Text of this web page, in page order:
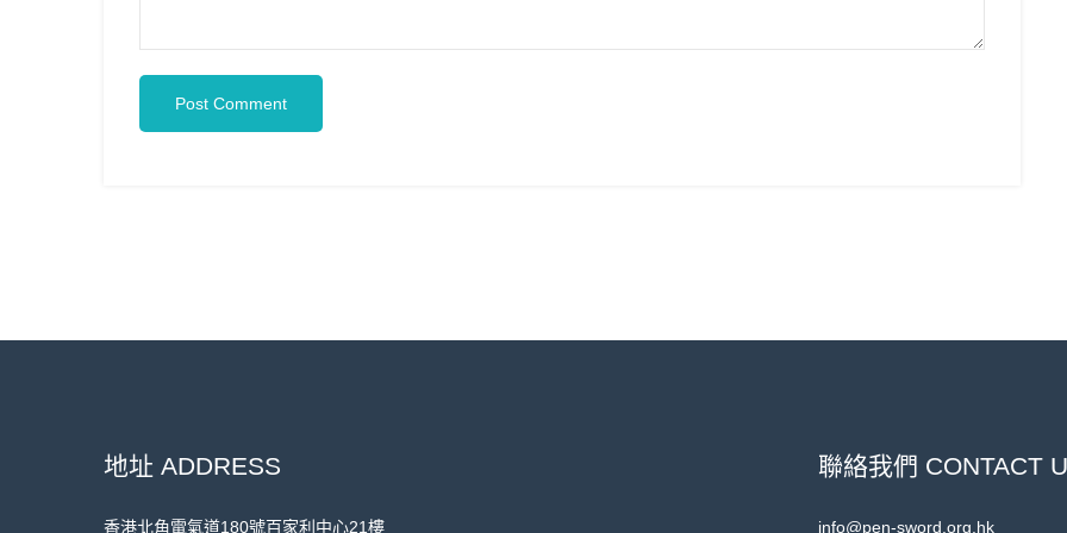
Post Comment
地址 ADDRESS
香港北角電氣道180號百家利中心21樓
聯絡我們 CONTACT
info@pen-sword.org.hk